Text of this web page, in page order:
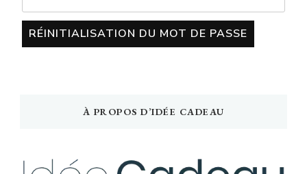
RÉINITIALISATION DU MOT DE PASSE
À PROPOS D’IDÉE CADEAU